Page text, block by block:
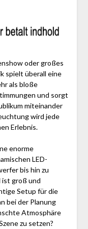
oder großes
spielt überall eine
als bloße
und sorgt
miteinander
wird jede
Erlebnis.
enorme
LED-
bis hin zu
ist groß und
Setup für die
bei der Planung
Atmosphäre
zu setzen?